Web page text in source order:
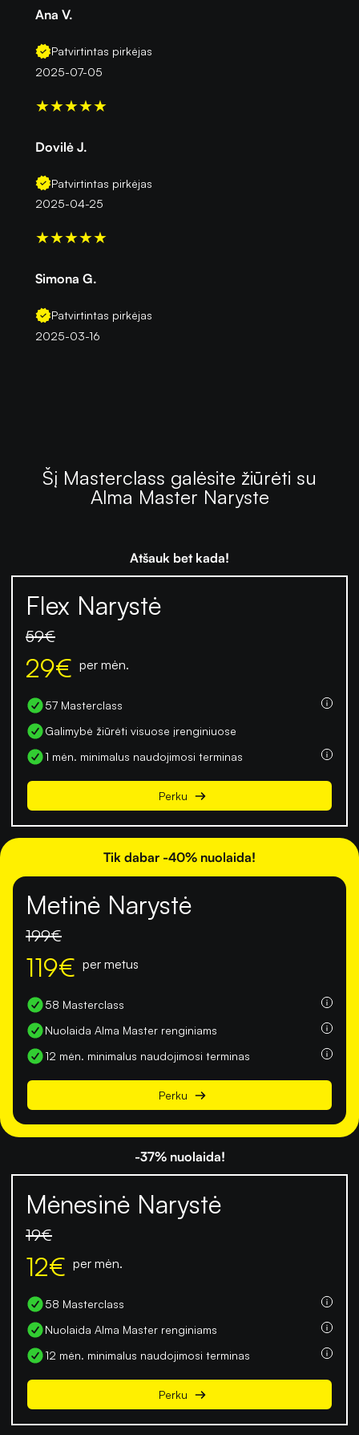
Ana V.
Patvirtintas pirkėjas
2025-07-05
★★★★★
Dovilė J.
Patvirtintas pirkėjas
2025-04-25
★★★★★
Simona G.
Patvirtintas pirkėjas
2025-03-16
Šį Masterclass galėsite žiūrėti su
Alma Master Naryste
Atšauk bet kada!
Flex Narystė
59€
29€ per mėn.
57 Masterclass
Galimybė žiūrėti visuose įrenginiuose
1 mėn. minimalus naudojimosi terminas
Perku
Tik dabar -40% nuolaida!
Metinė Narystė
199€
119€ per metus
58 Masterclass
Nuolaida Alma Master renginiams
12 mėn. minimalus naudojimosi terminas
Perku
-37% nuolaida!
Mėnesinė Narystė
19€
12€ per mėn.
58 Masterclass
Nuolaida Alma Master renginiams
12 mėn. minimalus naudojimosi terminas
Perku